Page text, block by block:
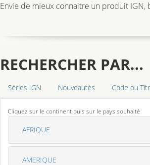
Envie de mieux connaitre un produit IGN,
RECHERCHER PAR...
Séries IGN Nouveautés Code ou
Cliquez sur le continent puis sur le pays souhaité
AFRIQUE
AMERIQUE